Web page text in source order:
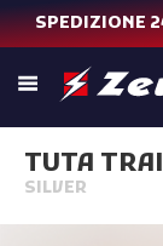
SPEDIZIONE
TUTA
SILVER